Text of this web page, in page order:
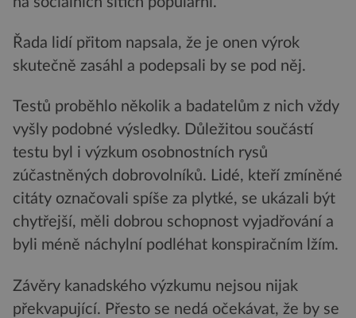
Řada lidí přitom napsala, že je onen výrok
skutečně zasáhl a podepsali by se pod něj.
Testů proběhlo několik a badatelům z nich vždy
vyšly podobné výsledky. Důležitou součástí
testu byl i výzkum osobnostních rysů
zúčastněných dobrovolníků. Lidé, kteří zmíněné
citáty označovali spíše za plytké, se ukázali být
chytřejší, měli dobrou schopnost vyjadřování a
byli méně náchylní podléhat konspiračním lžím.
Závěry kanadského výzkumu nejsou nijak
překvapující. Přesto se nedá očekávat, že by se